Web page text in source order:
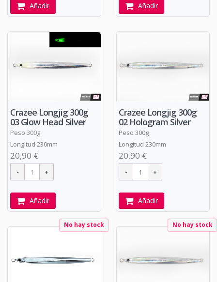
Añadir Añadir
Crazee Longjig 300g
03 Glow Head Silver
Peso 300g
Longitud 230mm
20,90 €
Añadir
Crazee Longjig 300g
02 Hologram Silver
Peso 300g
Longitud 230mm
20,90 €
Añadir
No hay stock No hay stock